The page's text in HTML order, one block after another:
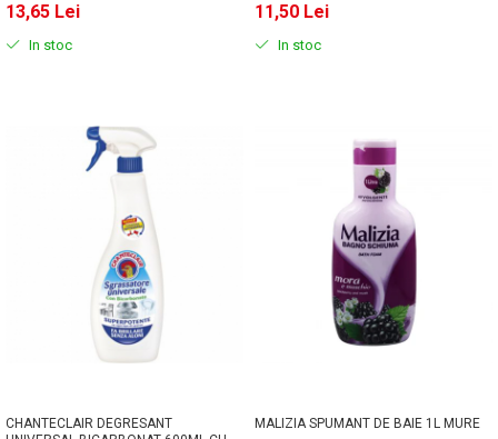
13,65 Lei
In stoc
11,50 Lei
In stoc
CHANTECLAIR DEGRESANT
MALIZIA SPUMANT DE BAIE 1L MURE